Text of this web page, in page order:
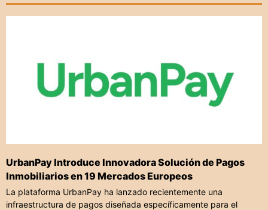
UrbanPay Introduce Innovadora Solución de Pagos
Inmobiliarios en 19 Mercados Europeos
La plataforma UrbanPay ha lanzado recientemente una
infraestructura de pagos diseñada específicamente para el